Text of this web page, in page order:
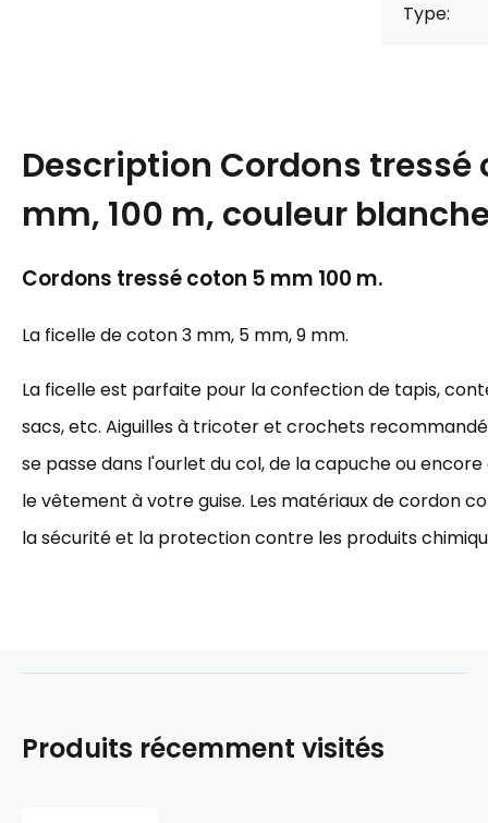
Type:
Description Cordons tressé
mm, 100 m, couleur
Cordons tressé coton 5 mm 100 m.
La ficelle de coton 3 mm, 5 mm, 9 mm.
La ficelle est parfaite pour la confection de tapis,
sacs, etc. Aiguilles à tricoter et crochets
se passe dans l'ourlet du col, de la capuche ou
le vêtement à votre guise. Les matériaux de cordon
la sécurité et la protection contre les produits
Produits récemment visités